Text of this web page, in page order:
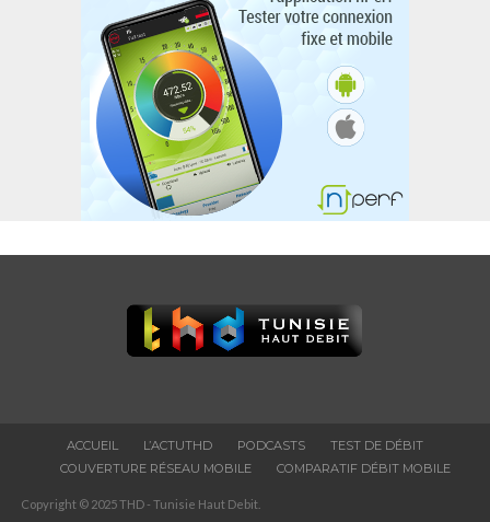
ACCUEIL L’ACTUTHD PODCASTS
TEST DE DÉBIT
COUVERTURE RÉSEAU MOBILE
COMPARATIF DÉBIT MOBILE
Copyright © 2025 THD - Tunisie Haut Debit.